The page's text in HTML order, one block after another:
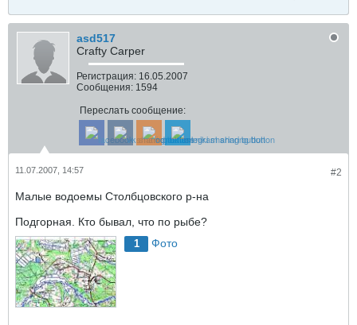
asd517
Crafty Carper
Регистрация: 16.05.2007
Сообщения: 1594
Переслать сообщение:
#2
11.07.2007, 14:57
Малые водоемы Столбцовского р-на
Подгорная. Кто бывал, что по рыбе?
1 Фото